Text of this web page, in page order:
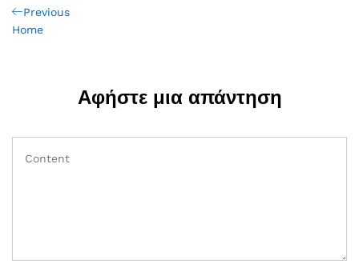
Πλοήγηση
Previous
Post
Previous
Home
Αφήστε μια απάντηση